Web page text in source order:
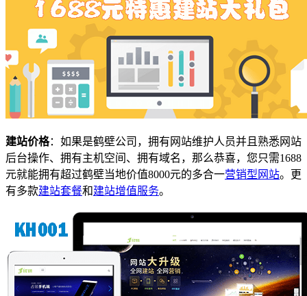
建站价格：如果是鹤壁公司，拥有网站维护人员并且熟悉网站
后台操作、拥有主机空间、拥有域名，那么恭喜，您只需1688
元就能拥有超过鹤壁当地价值8000元的多合一营销型网站。更
有多款建站套餐和建站增值服务。